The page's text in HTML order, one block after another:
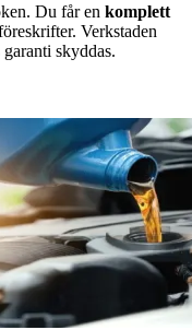
Du får en komplett
Verkstaden
skyddas.